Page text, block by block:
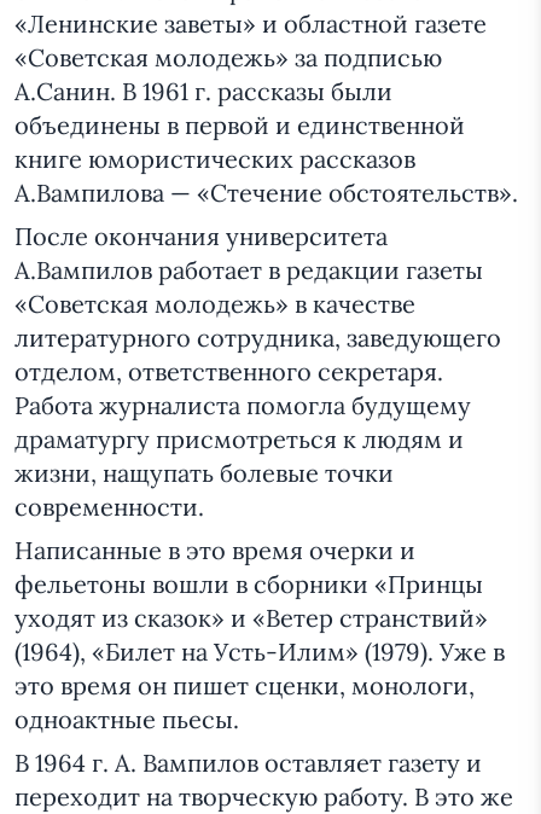
«Ленинские заветы» и областной газете
«Советская молодежь» за подписью
А.Санин. В 1961 г. рассказы были
объединены в первой и единственной
книге юмористических рассказов
А.Вампилова — «Стечение обстоятельств».
После окончания университета
А.Вампилов работает в редакции газеты
«Советская молодежь» в качестве
литературного сотрудника, заведующего
отделом, ответственного секретаря.
Работа журналиста помогла будущему
драматургу присмотреться к людям и
жизни, нащупать болевые точки
современности.
Написанные в это время очерки и
фельетоны вошли в сборники «Принцы
уходят из сказок» и «Ветер странствий»
(1964), «Билет на Усть-Илим» (1979). Уже в
это время он пишет сценки, монологи,
одноактные пьесы.
В 1964 г. А. Вампилов оставляет газету и
переходит на творческую работу. В это же